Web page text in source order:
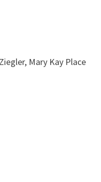
Mary Kay Place